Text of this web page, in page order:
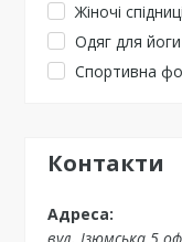
Жіночі спідниці
Одяг для
Спортивна
Контакти